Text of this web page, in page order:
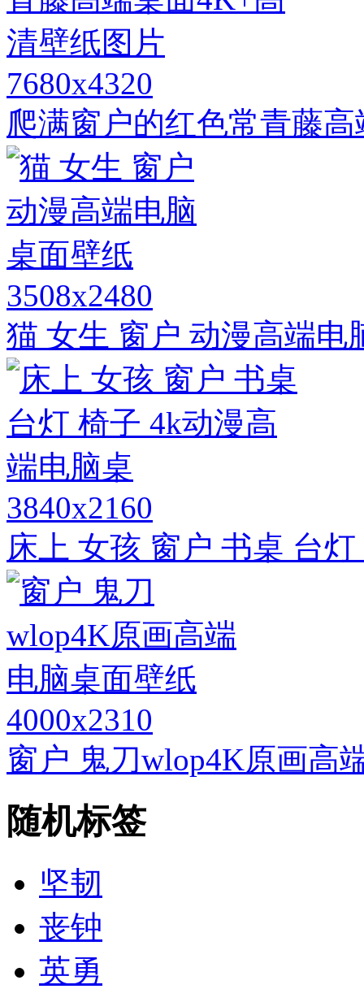
7680x4320
爬满窗户的红色常青藤
3508x2480
猫 女生 窗户 动漫高端电
3840x2160
床上 女孩 窗户 书桌 台
4000x2310
窗户 鬼刀wlop4K原画高
随机标签
坚韧
丧钟
英勇